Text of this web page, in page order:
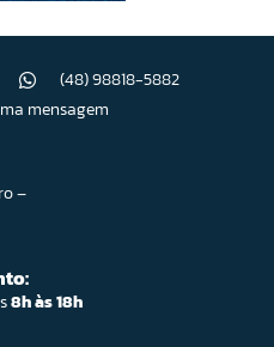
(48) 98818-5882
mensagem
–
8h às 18h